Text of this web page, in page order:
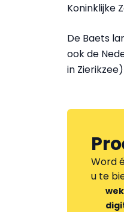
Koninklijke
De Baets
ook de
in
Word
u te